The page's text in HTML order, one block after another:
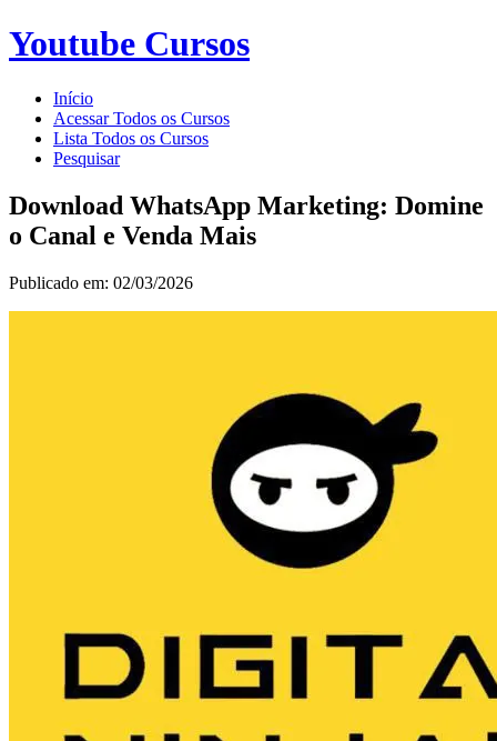
Youtube Cursos
Início
Acessar Todos os Cursos
Lista Todos os Cursos
Pesquisar
Download WhatsApp Marketing: Domine
o Canal e Venda Mais
Publicado em: 02/03/2026